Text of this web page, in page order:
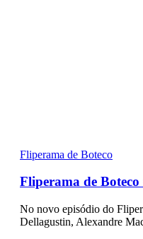
Fliperama de Boteco
Fliperama de
No novo episódio do
Dellagustin, Alexandre